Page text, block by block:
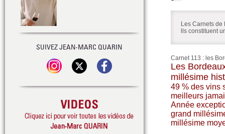
Les Carnets
lls constituent
Carnet 113 : les
Les
millésime
49 % des vins
meilleurs
Année
grand
millésime
SUIVEZ JEAN-MARC QUARIN